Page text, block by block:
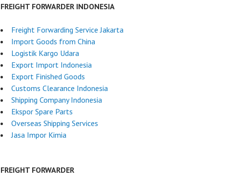
FREIGHT FORWARDER INDONESIA
Freight Forwarding Service Jakarta
Import Goods from China
Logistik Kargo Udara
Export Import Indonesia
Export Finished Goods
Customs Clearance Indonesia
Shipping Company Indonesia
Ekspor Spare Parts
Overseas Shipping Services
Jasa Impor Kimia
FREIGHT FORWARDER